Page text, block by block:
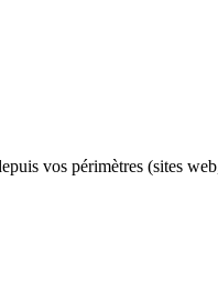
vos périmètres (sites